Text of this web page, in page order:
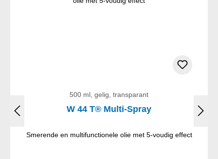
500 ml, gelig, transparant
W 44 T® Multi-Spray
Smerende en multifunctionele olie met 5-voudig effect